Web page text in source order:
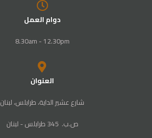
دوام العمل
8.30am - 12.30pm
العنوان
شارع عشير الداية، طرابلس، لبنان
ص‭.‬ب. ‬345‭ ‬ طرابلس‭ - ‬لبنان